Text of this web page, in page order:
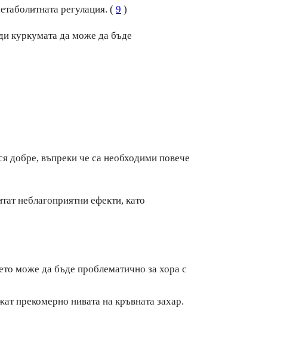
регулация. ( 9 )
куркумата да може да бъде
добре, въпреки че са необходими повече
неблагоприятни ефекти, като
може да бъде проблематично за хора с
прекомерно нивата на кръвната захар.